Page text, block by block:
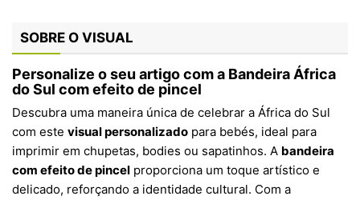
SOBRE O VISUAL
Personalize o seu artigo com a Bandeira África
do Sul com efeito de pincel
Descubra uma maneira única de celebrar a África do Sul
com este visual personalizado para bebés, ideal para
imprimir em chupetas, bodies ou sapatinhos. A bandeira
com efeito de pincel proporciona um toque artístico e
delicado, reforçando a identidade cultural. Com a